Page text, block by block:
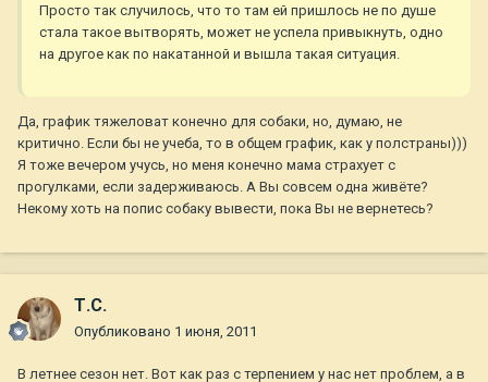
Просто так случилось, что то там ей пришлось не по душе
стала такое вытворять, может не успела привыкнуть, одно
на другое как по накатанной и вышла такая ситуация.
Да, график тяжеловат конечно для собаки, но, думаю, не
критично. Если бы не учеба, то в общем график, как у полстраны)))
Я тоже вечером учусь, но меня конечно мама страхует с
прогулками, если задерживаюсь. А Вы совсем одна живёте?
Некому хоть на попис собаку вывести, пока Вы не вернетесь?
Т.С.
Опубликовано 1 июня, 2011
В летнее сезон нет. Вот как раз с терпением у нас нет проблем, а в